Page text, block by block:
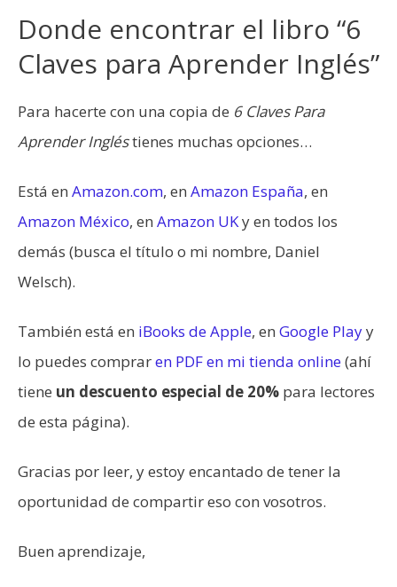
Donde encontrar el libro “6
Claves para Aprender Inglés”
Para hacerte con una copia de 6 Claves Para
Aprender Ingléstienes muchas opciones…
Está en Amazon.com, en Amazon España, en
Amazon México, en Amazon UKy en todos los
demás (busca el título o mi nombre, Daniel
Welsch).
También está en iBooks de Apple, en Google Playy
lo puedes compraren PDF en mi tienda online(ahí
tiene un descuento especial de 20% para lectores
de esta página).
Gracias por leer, y estoy encantado de tener la
oportunidad de compartir eso con vosotros.
Buen aprendizaje,